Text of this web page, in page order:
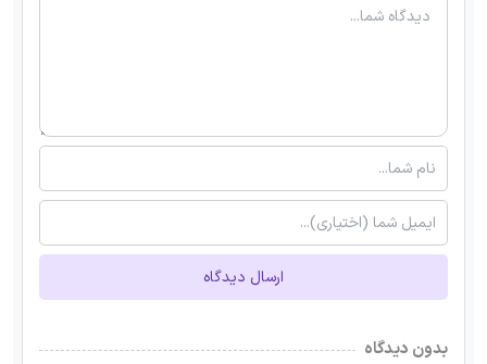
ارسال دیدگاه
بدون دیدگاه